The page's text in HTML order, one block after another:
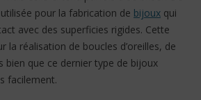
pour la fabrication de bijoux qui
avec des superficies rigides. Cette
la réalisation de boucles d’oreilles, de
bien que ce dernier type de bijoux
facilement.